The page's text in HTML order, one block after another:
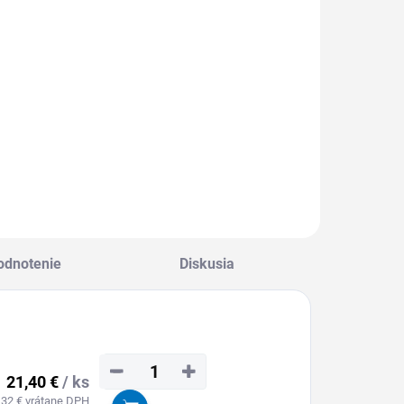
Diskusia
21,40 €/ ks
€ vrátane DPH
+
−